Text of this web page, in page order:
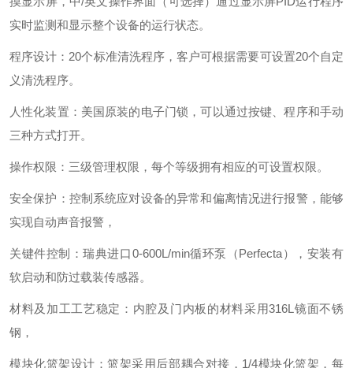
实时监测和显示整个设备的运行状态。
程序设计：20个标准清洗程序，客户可根据需要可设置20个自定
义清洗程序。
人性化装置：美国原装的电子门锁，可以通过按键、程序和手动
三种方式打开。
操作权限：三级管理权限，每个等级拥有相应的可设置权限。
安全保护：控制系统应对设备的异常和偏离情况进行报警，能够
实现自动声音报警，
关键件控制：瑞典进口0-600L/min循环泵（Perfecta），安装有
软启动和防过载装传感器。
材料及加工工艺稳定：内腔及门内板的材料采用316L镜面不锈
钢，
模块化篮架设计：篮架采用后部耦合对接，1/4模块化篮架，每